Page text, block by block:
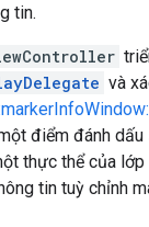
tin.
và
điểm đánh
thực thể của lớp
tin tuỳ chỉnh